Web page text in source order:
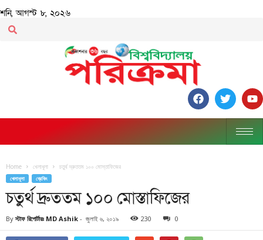
শনি, আগস্ট ৮, ২০২৬
Home খেলাধূলা চতুর্থ দ্রুততম ১০০ মোস্তাফিজের
খেলাধূলা ব্রেকিং
চতুর্থ দ্রুততম ১০০ মোস্তাফিজের
By স্টাফ রিপোর্টারঃ MD Ashik - জুলাই ৬, ২০১৯ 230 0